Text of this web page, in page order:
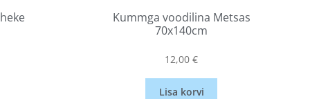
Kummga voodilina Metsas
70x140cm
12,00€
Lisa korvi